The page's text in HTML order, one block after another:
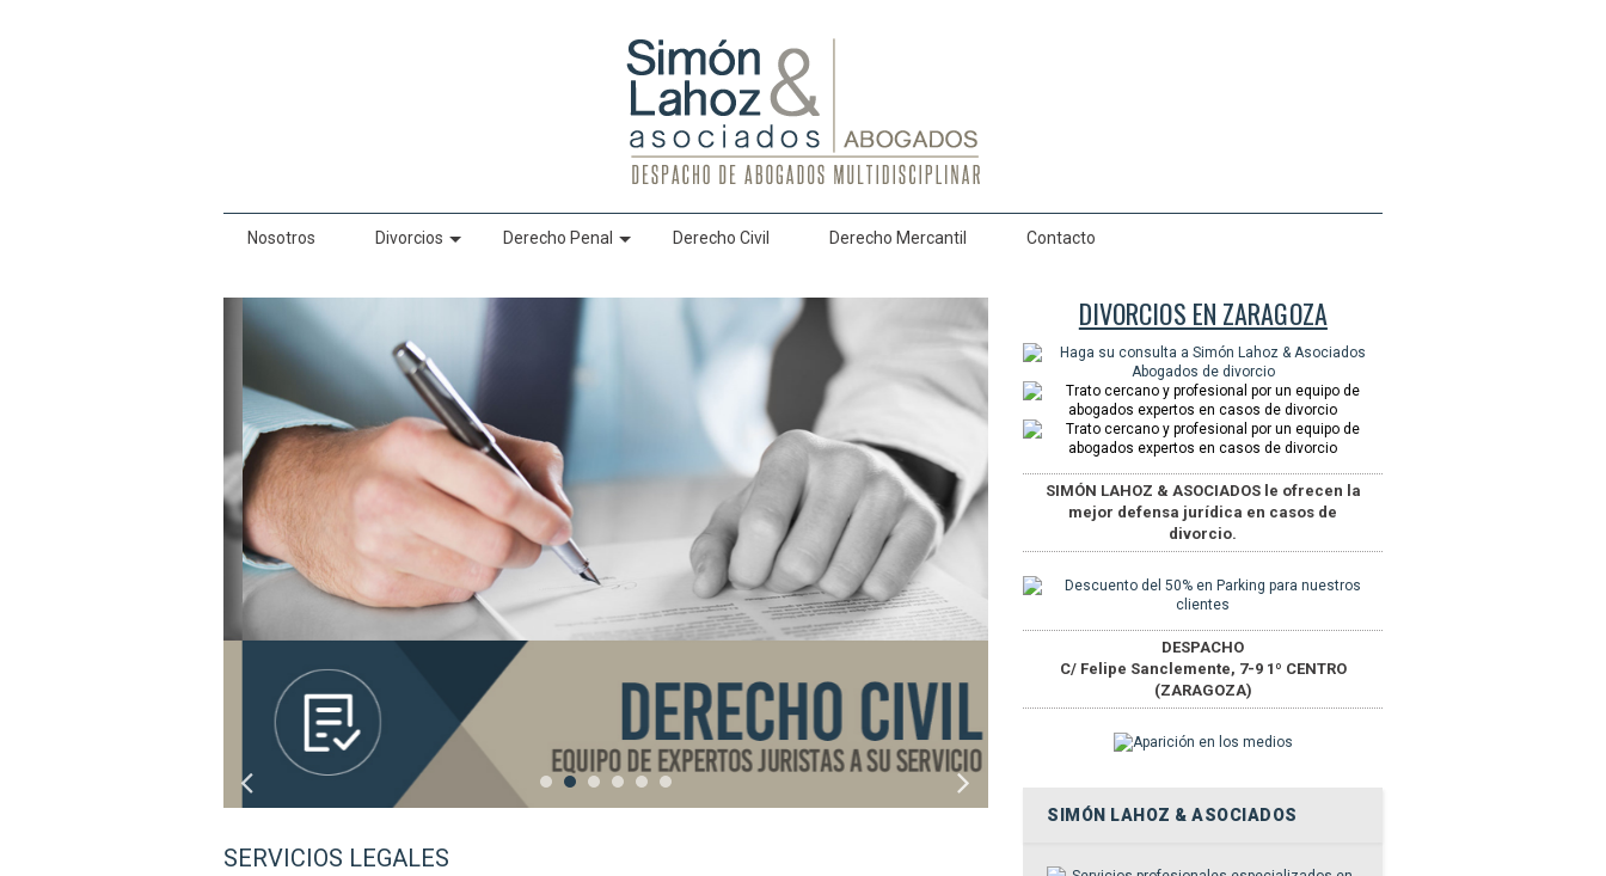
Nosotros Divorcios Derecho Penal Derecho Civil Derecho Mercantil Contacto
SERVICIOS LEGALES
DIVORCIOS EN ZARAGOZA
SIMÓN LAHOZ & ASOCIADOS le ofrecen la
mejor defensa jurídica en casos de
divorcio.
DESPACHO
C/ Felipe Sanclemente, 7-9 1º CENTRO
(ZARAGOZA)
SIMÓN LAHOZ & ASOCIADOS